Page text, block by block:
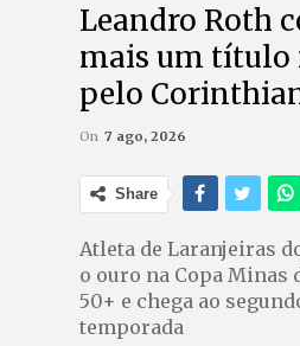
Leandro Roth
mais um título
pelo
On 7 ago, 2026
Share
Atleta de Laranjeiras
o ouro na Copa Minas
50+ e chega ao
temporada